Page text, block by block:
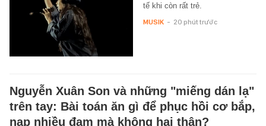
tế khi còn rất trẻ.
MUSIK - 20 phút trước
Nguyễn Xuân Son và những "miếng dán lạ"
trên tay: Bài toán ăn gì để phục hồi cơ bắp,
nạp nhiều đạm mà không hại thận?